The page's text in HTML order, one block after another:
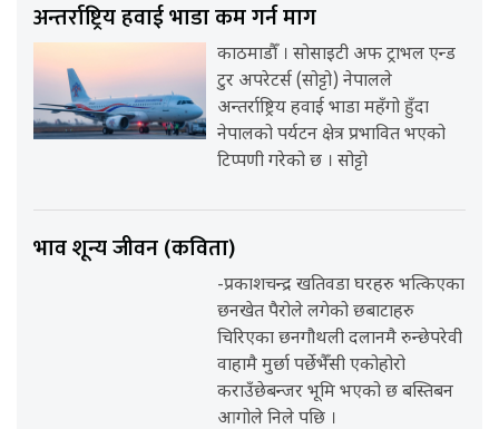
अन्तर्राष्ट्रिय हवाई भाडा कम गर्न माग
काठमाडौँ । सोसाइटी अफ ट्राभल एन्ड
टुर अपरेटर्स (सोट्टो) नेपालले
अन्तर्राष्ट्रिय हवाई भाडा महँगो हुँदा
नेपालको पर्यटन क्षेत्र प्रभावित भएको
टिप्पणी गरेको छ । सोट्टो
भाव शून्य जीवन (कविता)
-प्रकाशचन्द्र खतिवडा घरहरु भत्किएका
छनखेत पैरोले लगेको छबाटाहरु
चिरिएका छनगौथली दलानमै रुन्छेपरेवी
वाहामै मुर्छा पर्छेभैँसी एकोहोरो
कराउँछेबन्जर भूमि भएको छ बस्तिबन
आगोले निले पछि ।